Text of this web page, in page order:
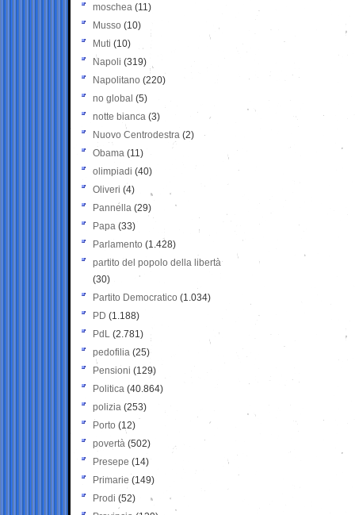
moschea (11)
Musso (10)
Muti (10)
Napoli (319)
Napolitano (220)
no global (5)
notte bianca (3)
Nuovo Centrodestra (2)
Obama (11)
olimpiadi (40)
Oliveri (4)
Pannella (29)
Papa (33)
Parlamento (1.428)
partito del popolo della libertà
(30)
Partito Democratico (1.034)
PD (1.188)
PdL (2.781)
pedofilia (25)
Pensioni (129)
Politica (40.864)
polizia (253)
Porto (12)
povertà (502)
Presepe (14)
Primarie (149)
Prodi (52)